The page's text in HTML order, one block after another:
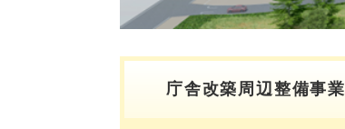
庁舎改築周辺整備事業